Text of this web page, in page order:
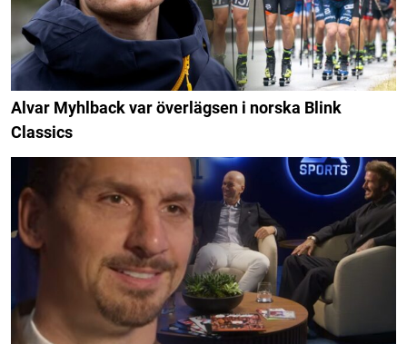
Alvar Myhlback var överlägsen i norska Blink
Classics